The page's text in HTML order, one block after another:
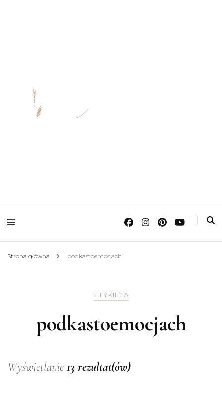
Strona główna podkastoemocjach
ETYKIETA
podkastoemocjach
Wyświetlanie 13 rezultat(ów)